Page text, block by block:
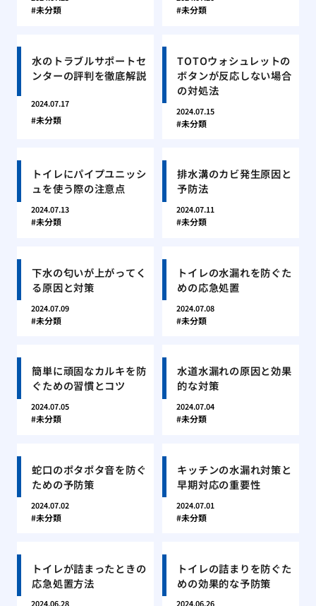
未分類 未分類
水のトラブルサポートセ
ンターの評判を徹底解説
2024.07.17
未分類
TOTOウォシュレットの
ボタンが反応しない場合
の対処法
2024.07.15
未分類
トイレにパイプユニッシ
ュを使う際の注意点
2024.07.13
未分類
排水溝のカビ発生原因と
予防法
2024.07.11
未分類
下水の匂いが上がってく
る原因と対策
2024.07.09
未分類
トイレの水漏れを防ぐた
めの応急処置
2024.07.08
未分類
簡単に頑固なカルキを防
ぐための習慣とコツ
2024.07.05
未分類
水道水漏れの原因と効果
的な対策
2024.07.04
未分類
蛇口のポタポタ音を防ぐ
ための予防策
2024.07.02
未分類
キッチンの水漏れ対策と
早期対応の重要性
2024.07.01
未分類
トイレが詰まったときの
応急処置方法
2024.06.28
トイレの詰まりを防ぐた
めの効果的な予防策
2024.06.26